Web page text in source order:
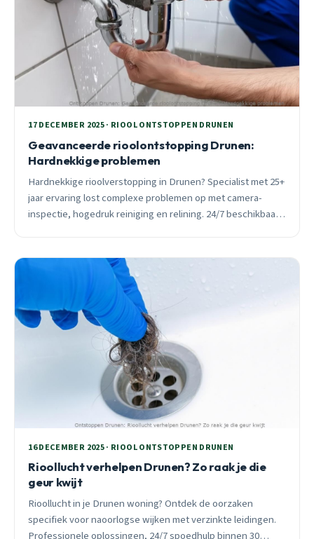
17 DECEMBER 2025 · RIOOL ONTSTOPPEN DRUNEN
Geavanceerde rioolontstopping Drunen:
Hardnekkige problemen
Hardnekkige rioolverstopping in Drunen? Specialist met 25+
jaar ervaring lost complexe problemen op met camera-
inspectie, hogedruk reiniging en relining. 24/7 beschikbaar,
16 DECEMBER 2025 · RIOOL ONTSTOPPEN DRUNEN
Rioollucht verhelpen Drunen? Zo raak je die
geur kwijt
Rioollucht in je Drunen woning? Ontdek de oorzaken
specifiek voor naoorlogse wijken met verzinkte leidingen.
Professionele oplossingen, 24/7 spoedhulp binnen 30